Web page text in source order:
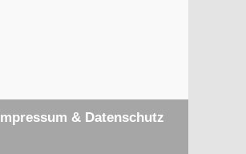
Impressum & Datenschutz